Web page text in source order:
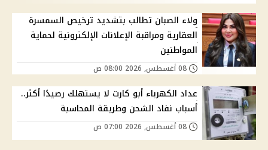
ولاء الصبان تطالب بتشديد ترخيص السمسرة
العقارية ومراقبة الإعلانات الإلكترونية لحماية
المواطنين
عداد الكهرباء أبو كارت لا يستهلك رصيدًا أكثر..
أسباب نفاد الشحن وطريقة المحاسبة